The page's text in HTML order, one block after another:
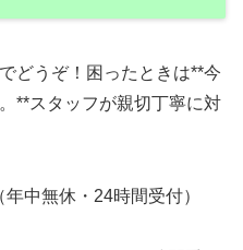
どうぞ！困ったときは**今
**スタッフが親切丁寧に対
中無休・24時間受付）